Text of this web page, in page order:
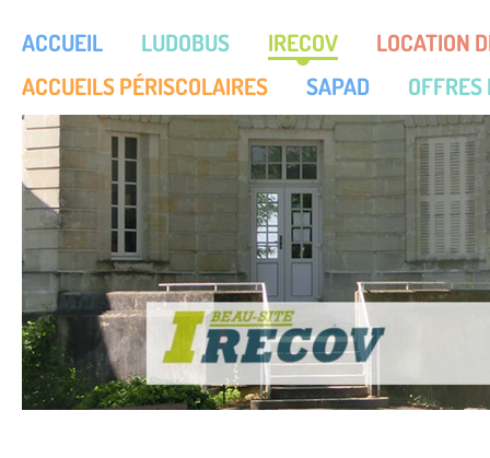
ACCUEIL LUDOBUS IRECOV
LOCATION
ACCUEILS PÉRISCOLAIRES
SAPAD OFFRES